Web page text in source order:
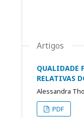
Artigos
QUALIDADE
RELATIVAS
Alessandra
PDF